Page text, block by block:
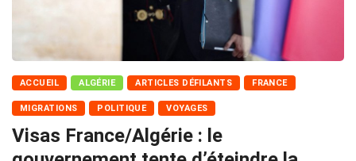
ACCUEIL ALGÉRIE ARTICLES DÉFILANTS FRANCE
MIGRATIONS POLITIQUE VOYAGES
Visas France/Algérie : le